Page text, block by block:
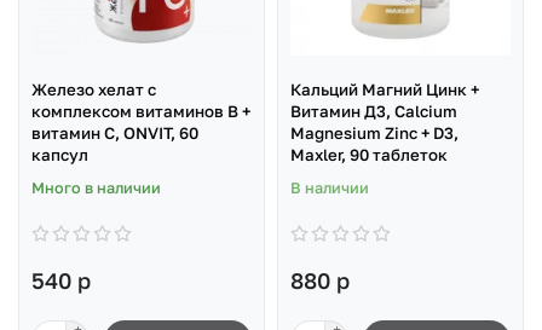
Железо хелат с
комплексом витаминов B +
витамин C, ONVIT, 60
капсул
Много в наличии
540 р
Кальций Магний Цинк +
Витамин Д3, Calcium
Magnesium Zinc + D3,
Maxler, 90 таблеток
В наличии
880 р